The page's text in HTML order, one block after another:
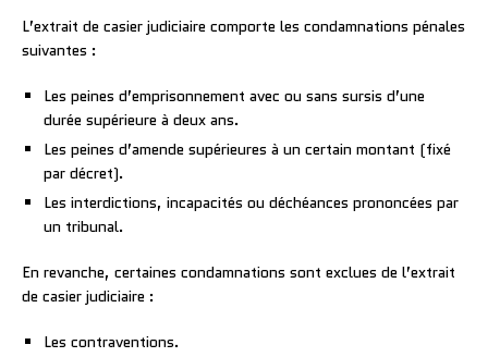
L’extrait de casier judiciaire comporte les condamnations pénales
suivantes :
Les peines d’emprisonnement avec ou sans sursis d’une
durée supérieure à deux ans.
Les peines d’amende supérieures à un certain montant (fixé
par décret).
Les interdictions, incapacités ou déchéances prononcées par
un tribunal.
En revanche, certaines condamnations sont exclues de l’extrait
de casier judiciaire :
Les contraventions.